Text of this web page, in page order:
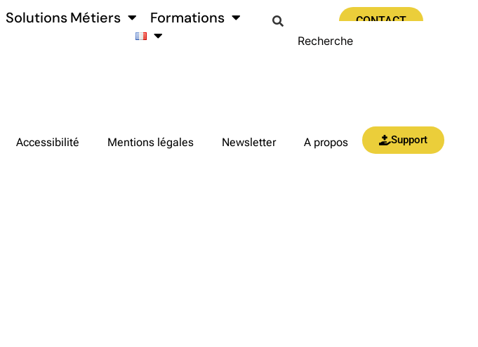
Solutions Métiers
Formations
CONTACT
Accessibilité Mentions légales Newsletter A propos Support